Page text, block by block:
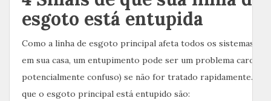
esgoto está entupida
Como a linha de esgoto principal afeta todos os sistemas de
em sua casa, um entupimento pode ser um problema caro (e
potencialmente confuso) se não for tratado rapidamente.
que o esgoto principal está entupido são: